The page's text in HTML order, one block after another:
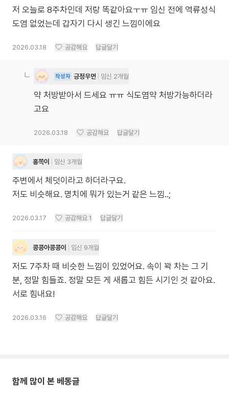
저 오늘로 8주차인데 저랑 똑같아요ㅜㅠ 임신 전에 역류성식
도염 없었는데 갑자기 다시 생긴 느낌이에요
2026.03.18 공감해요 답글달기
작성자 긍정우먼 임신 2개월
약 처방받아서 드세요 ㅠㅠ 식도염약 처방가능하더라
고요
2026.03.18 공감해요 답글달기
홍쪽이 임신 3개월
주변에서 체덧이라고 하더라구요.
저도 비슷해요. 명치에 뭐가 있는거 같은 느낌..;
2026.03.17 공감해요 1 답글달기
콩콩아콩콩이 임신 9개월
저도 7주차 때 비슷한 느낌이 있었어요. 속이 꽉 차는 그 기
분, 정말 힘들죠. 정말 모든 게 새롭고 힘든 시기인 것 같아요.
서로 힘내요!
2026.03.16 공감해요 답글달기
함께 많이 본 베동글